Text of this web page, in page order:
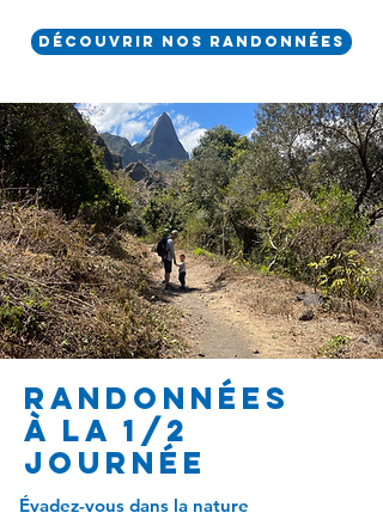
Découvrir nos randonnées
RandonnéeS
à la 1/2
Journée
Évadez-vous dans la nature